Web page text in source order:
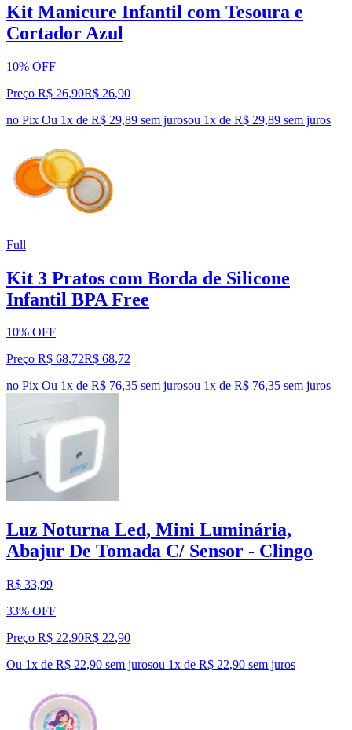
Kit Manicure Infantil com Tesoura e
Cortador Azul
10% OFF
Preço R$ 26,90R$ 26,90
no Pix Ou 1x de R$ 29,89 sem jurosou 1x de R$ 29,89 sem juros
Full
Kit 3 Pratos com Borda de Silicone
Infantil BPA Free
10% OFF
Preço R$ 68,72R$ 68,72
no Pix Ou 1x de R$ 76,35 sem jurosou 1x de R$ 76,35 sem juros
Luz Noturna Led, Mini Luminária,
Abajur De Tomada C/ Sensor - Clingo
R$ 33,99
33% OFF
Preço R$ 22,90R$ 22,90
Ou 1x de R$ 22,90 sem jurosou 1x de R$ 22,90 sem juros